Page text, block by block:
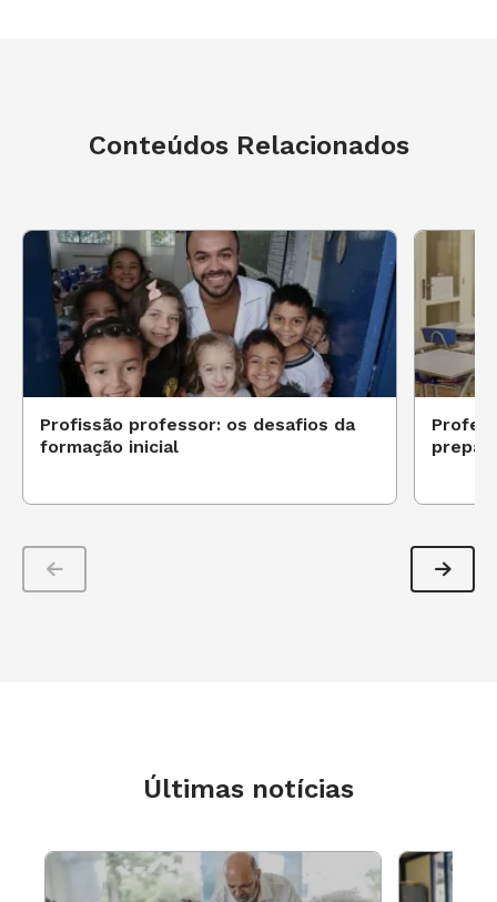
Conteúdos Relacionados
Profissão professor: os desafios da
formação inicial
Últimas notícias